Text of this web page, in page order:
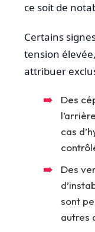
ce soit de
Certains
tension
attribuer
Des
cas
Des
sont
autres